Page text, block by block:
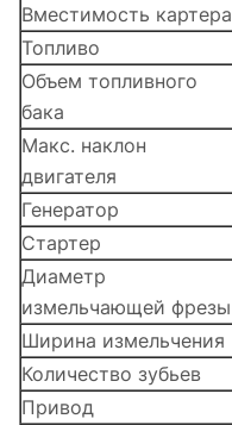
Вместимость картера
Топливо
Объем топливного
бака
Макс. наклон
двигателя
Генератор
Стартер
Диаметр
измельчающей фрезы
Ширина измельчения
Количество зубьев
Привод